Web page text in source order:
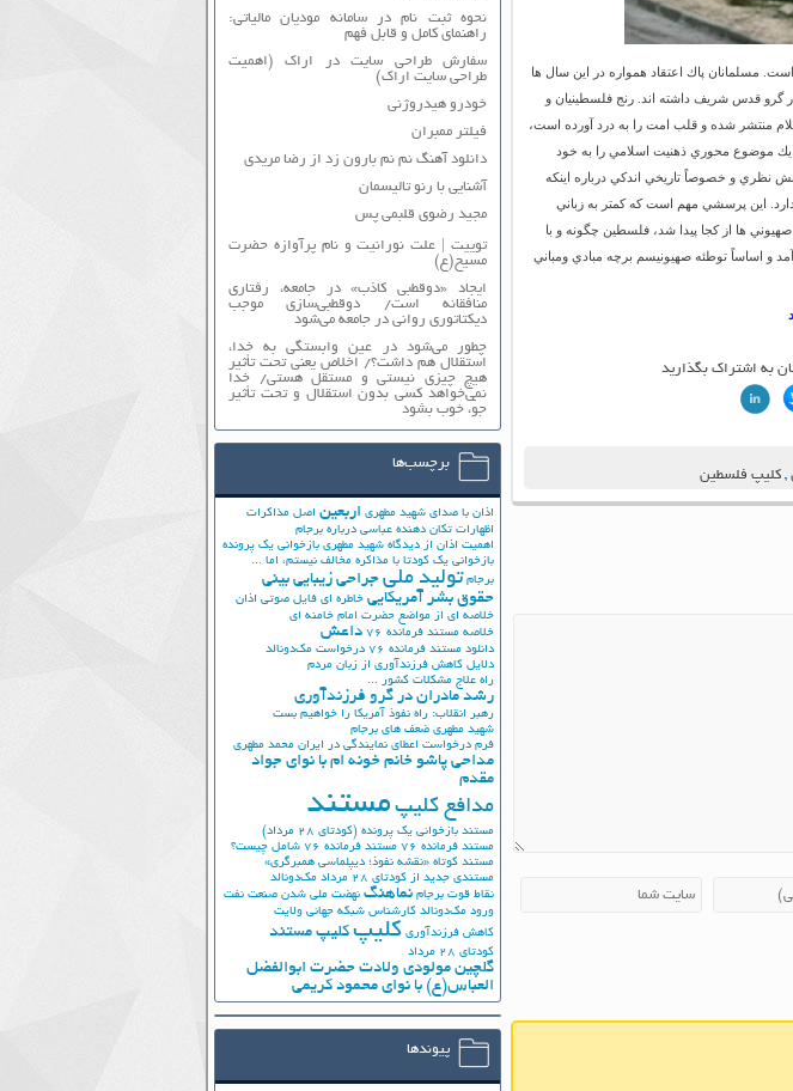
مسلمانان پاك اعتقاد همواره در اين سال ها
گرو قدس شريف داشته اند. رنج فلسطينيان و
منتشر شده و قلب امت را به درد آورده است،
يك موضوع محوري ذهنيت اسلامي را به خود
نظري و خصوصاً تاريخي اندكي درباره اينكه
اين پرسشي مهم است كه كمتر به زباني
ها از كجا پيدا شد، فلسطين چگونه و با
و اساساً توطئه صهيونيسم برچه مبادي ومباني
به اشتراک بگذارید
, کلیپ فلسطين
نحوه ثبت نام در سامانه مودیان مالیاتی:
راهنمای کامل و قابل فهم
سفارش طراحی سایت در اراک (اهمیت
طراحی سایت اراک)
خودرو هیدروژنی
فیلتر ممبران
دانلود آهنگ نم نم بارون زد از رضا مریدی
آشنایی با رنو تالیسمان
مجید رضوی قلبمی پس
توییت | علت نورانیت و نام پرآوازه حضرت
مسیح(ع)
ایجاد «دوقطبی کاذب» در جامعه، رفتاری
منافقانه است/ دوقطبی‌سازی موجب
دیکتاتوری روانی در جامعه می‌شود
چطور می‌شود در عین وابستگی به خدا،
استقلال هم داشت؟/ اخلاص یعنی تحت تأثیر
هیچ چیزی نیستی و مستقل هستی/ خدا
نمی‌خواهد کسی بدون استقلال و تحت تأثیر
جوّ، خوب بشود
برچسب‌ها
اذان با صدای شهید مطهری اربعین اصل مذاکرات
اظهارات تکان دهنده عباسی درباره برجام
اهمیت اذان از دیدگاه شهید مطهری بازخوانی یک پرونده
بازخوانی یک کودتا با مذاکره مخالف نیستم، اما ...
برجام تولید ملی جراحی زیبایی بینی
حقوق بشر آمریکایی خاطره ای فایل صوتی اذان
خلاصه ای از مواضع حضرت امام خامنه ای
خلاصه مستند فرمانده 76
داعش
دانلود مستند فرمانده 76
درخواست مک‌دونالد
دلایل کاهش فرزندآوری از زبان مردم
راه علاج مشکلات کشور ...
رشد مادران در گرو فرزندآوری
رهبر انقلاب: راه نفوذ آمریکا را خواهیم بست
شهید مطهری ضعف های برجام
فرم درخواست اعطای نمایندگی در ایران محمد مطهری
مداحی پاشو خانم خونه ام با نوای جواد
مقدم
مدافع کلیپ مستند
مستند بازخوانی یک پرونده (کودتای 28 مرداد)
مستند فرمانده 76
مستند فرمانده 76 شامل چیست؟
مستند کوتاه «نقشه نفوذ؛ دیپلماسی همبرگری»
مستندی جدید از کودتای 28 مرداد
مک‌دونالد
نقاط قوت برجام نماهنگ نهضت ملي شدن صنعت نفت
ورود مک‌دونالد کارشناس شبکه جهانی ولایت
کاهش فرزندآوری کلیپ کلیپ مستند
کودتای 28 مرداد
گلچین مولودی ولادت حضرت ابوالفضل
العباس(ع) با نوای محمود کریمی
پیوندها